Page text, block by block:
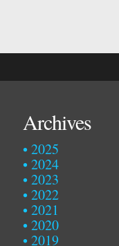
Archives
2025
2024
2023
2022
2021
2020
2019